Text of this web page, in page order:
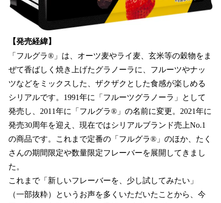
【発売経緯】
「フルグラ®」は、オーツ麦やライ麦、玄米等の穀物をま
ぜて香ばしく焼き上げたグラノーラに、フルーツやナッ
ツなどをミックスした、ザクザクとした食感が楽しめる
シリアルです。1991年に「フルーツグラノーラ」として
発売し、2011年に「フルグラ®」の名前に変更。2021年に
発売30周年を迎え、現在ではシリアルブランド売上No.1
の商品です。これまで定番の「フルグラ®」のほか、たく
さんの期間限定や数量限定フレーバーを展開してきまし
た。
これまで「新しいフレーバーを、少し試してみたい」
（一部抜粋）というお声を多くいただいたことから、今